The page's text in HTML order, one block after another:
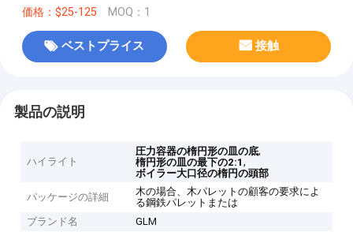
価格：$25-125 MOQ：1
ベストプライス 接触
製品の説明
ハイライト
圧力容器の楕円形の皿の底,
楕円形の皿の最下の2:1,
ボイラー大口径の楕円の頭部
パッケージの詳細
木の場合、木パレットの顧客の要求によ
る鋼鉄パレットまたは
ブランド名
GLM